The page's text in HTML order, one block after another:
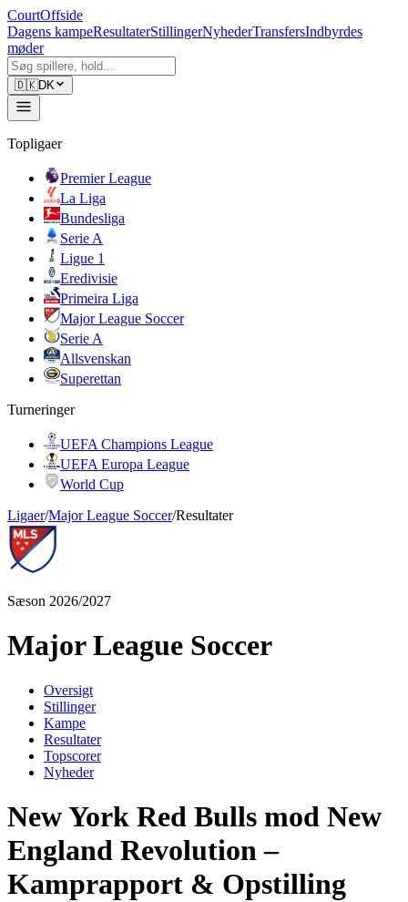
CourtOffside
Dagens kampeResultaterStillingerNyhederTransfersIndbyrdes
møder
🇩🇰DK
Topligaer
Premier League
La Liga
Bundesliga
Serie A
Ligue 1
Eredivisie
Primeira Liga
Major League Soccer
Serie A
Allsvenskan
Superettan
Turneringer
UEFA Champions League
UEFA Europa League
World Cup
Ligaer/Major League Soccer/Resultater
Sæson 2026/2027
Major League Soccer
Oversigt
Stillinger
Kampe
Resultater
Topscorer
Nyheder
New York Red Bulls mod New
England Revolution –
Kamprapport & Opstilling